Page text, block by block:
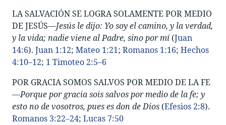
LA SALVACIÓN SE LOGRA SOLAMENTE POR MEDIO
DE JESÚS—Jesús le dijo: Yo soy el camino, y la verdad,
y la vida; nadie viene al Padre, sino por mí(Juan
14:6). Juan 1:12; Mateo 1:21; Romanos 1:16; Hechos
4:10–12; 1 Timoteo 2:5–6
POR GRACIA SOMOS SALVOS POR MEDIO DE LA FE
—Porque por gracia sois salvos por medio de la fe; y
esto no de vosotros, pues es don de Dios (Efesios 2:8).
Romanos 3:22–24; Lucas 7:50